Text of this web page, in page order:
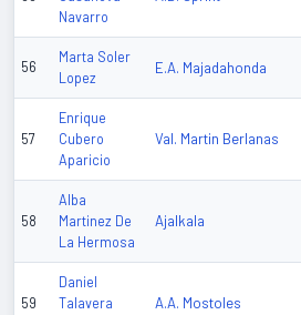
Navarro
56
Marta Soler
Lopez
E.A. Majadahonda
57
Enrique
Cubero
Aparicio
Val. Martin Berlanas
58
Alba
Martinez De
La Hermosa
Ajalkala
59
Daniel
Talavera
A.A. Mostoles